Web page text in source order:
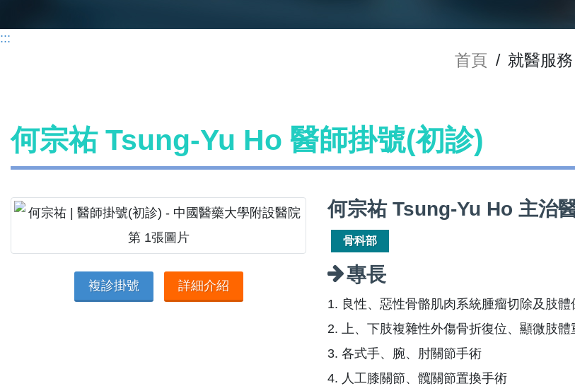
:::
首頁 / 就醫服務
何宗祐 Tsung-Yu Ho 醫師掛號(初診)
複診掛號 詳細介紹
何宗祐 Tsung-Yu Ho 主治
骨科部
專長
1. 良性、惡性骨骼肌肉系統腫瘤切除及肢體
2. 上、下肢複雜性外傷骨折復位、顯微肢體
3. 各式手、腕、肘關節手術
4. 人工膝關節、髖關節置換手術